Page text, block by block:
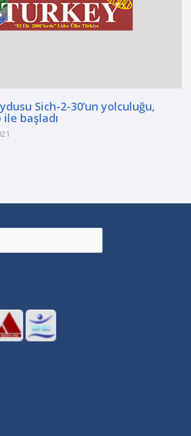
Sich-2-30’un yolculuğu,
başladı